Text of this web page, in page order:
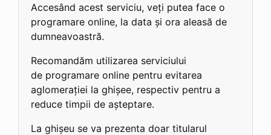
Accesând acest serviciu, veți putea face o
programare online, la data și ora aleasă de
dumneavoastră.
Recomandăm utilizarea serviciului
de programare online pentru evitarea
aglomerației la ghișee, respectiv pentru a
reduce timpii de așteptare.
La ghișeu se va prezenta doar titularul